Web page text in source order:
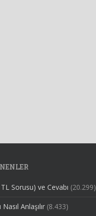
Sorusu) ve Cevabı (20.299)
Anlaşılır (8.433)